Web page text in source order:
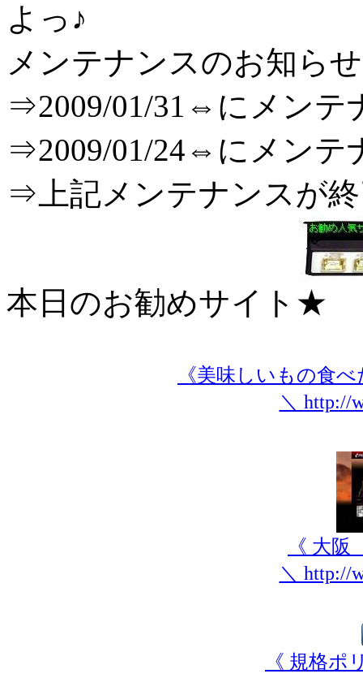
よっ♪
メンテナンスのお知ら
⇒2009/01/31⇔にメンテ
⇒2009/01/24⇔にメンテ
⇒上記メンテナンスが
本日のお勧めサイト★
《美味しいもの食
＼ http://
《 大
＼ http://
《 規格